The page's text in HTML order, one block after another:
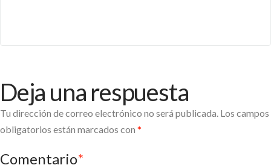
Deja una respuesta
Tu dirección de correo electrónico no será publicada. Los campos
obligatorios están marcados con *
Comentario*